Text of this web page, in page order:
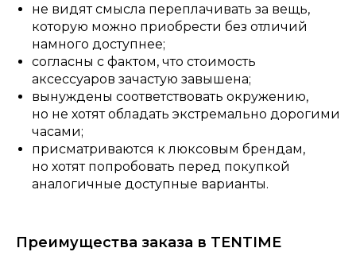
не видят смысла переплачивать за вещь,
которую можно приобрести без отличий
намного доступнее;
согласны с фактом, что стоимость
аксессуаров зачастую завышена;
вынуждены соответствовать окружению,
но не хотят обладать экстремально дорогими
часами;
присматриваются к люксовым брендам,
но хотят попробовать перед покупкой
аналогичные доступные варианты.
Преимущества заказа в TENTIME